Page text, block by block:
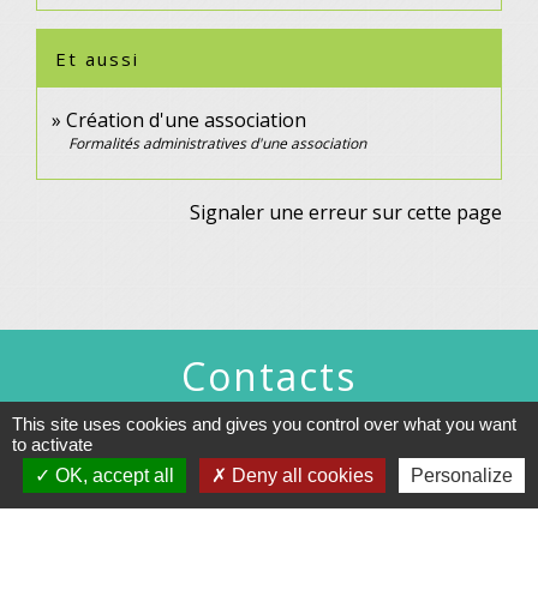
Et aussi
Création d'une association
Formalités administratives d'une association
Signaler une erreur sur cette page
Contacts
Commune de Gennes
25660 Gennes - FRANCE
+33 3 81 55 75 32
This site uses cookies and gives you control over what you want
to activate
OK, accept all
Deny all cookies Personalize